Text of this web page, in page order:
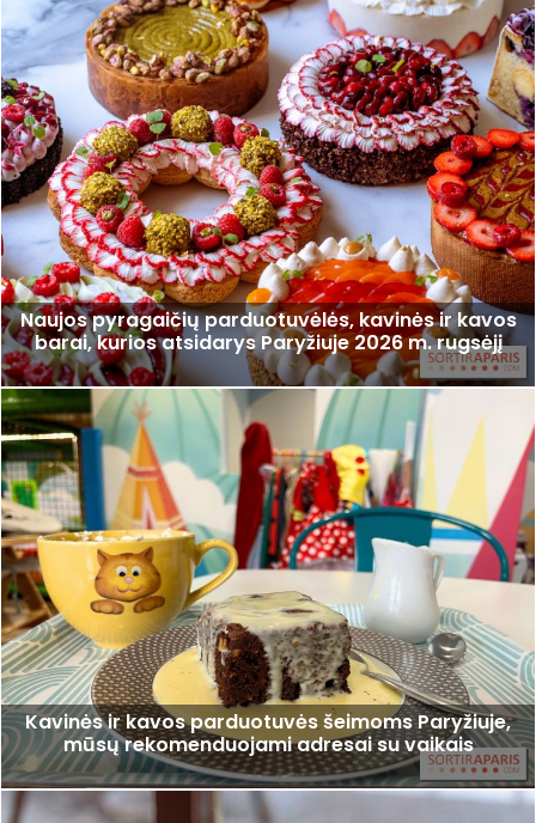
Naujos pyragaičių parduotuvėlės, kavinės ir kavos
barai, kurios atsidarys Paryžiuje 2026 m. rugsėjį
Kavinės ir kavos parduotuvės šeimoms Paryžiuje,
mūsų rekomenduojami adresai su vaikais